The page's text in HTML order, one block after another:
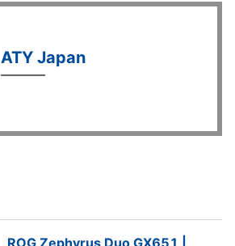
ATY Japan
ROG Zephyrus Duo GX651 |